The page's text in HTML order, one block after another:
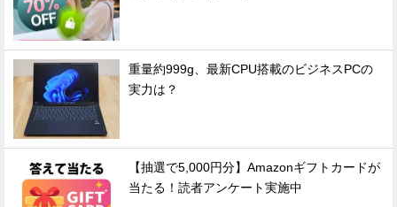
重量約999g、最新CPU搭載のビジネスPCの
実力は？
【抽選で5,000円分】Amazonギフトカードが
当たる！読者アンケート実施中